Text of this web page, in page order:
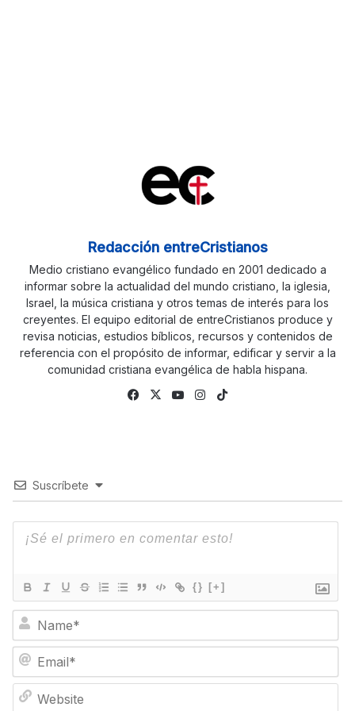
Redacción entreCristianos
Medio cristiano evangélico fundado en 2001 dedicado a
informar sobre la actualidad del mundo cristiano, la iglesia,
Israel, la música cristiana y otros temas de interés para los
creyentes. El equipo editorial de entreCristianos produce y
revisa noticias, estudios bíblicos, recursos y contenidos de
referencia con el propósito de informar, edificar y servir a la
comunidad cristiana evangélica de habla hispana.
Facebook
X YouTubeInstagram
Suscríbete
{} [+]
m
a